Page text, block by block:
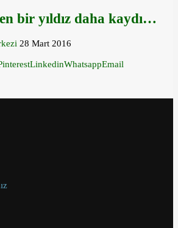
bir yıldız daha kaydı…
28 Mart 2016
LinkedinWhatsappEmail